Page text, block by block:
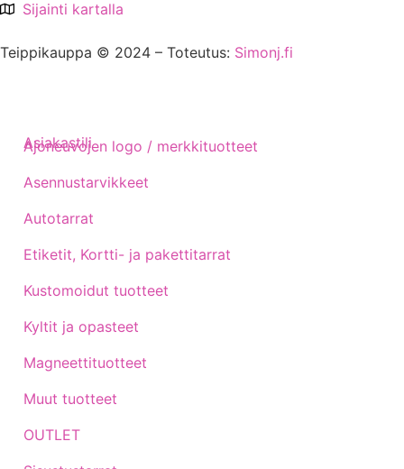
Sijainti kartalla
Teippikauppa © 2024 – Toteutus: Simonj.fi
Ajoneuvojen logo / merkkituotteet
Asennustarvikkeet
Autotarrat
Etiketit, Kortti- ja pakettitarrat
Kustomoidut tuotteet
Kyltit ja opasteet
Magneettituotteet
Muut tuotteet
OUTLET
Asiakastili